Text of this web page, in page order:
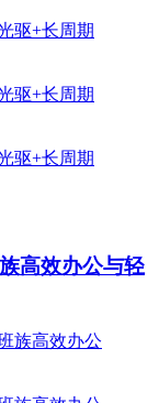
高效办公与轻